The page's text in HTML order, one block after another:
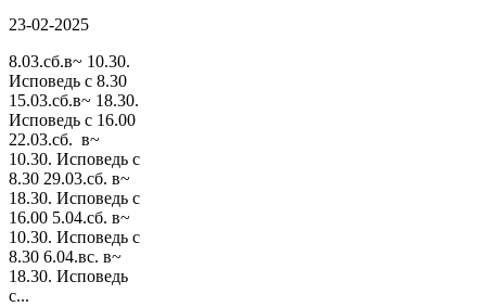
23-02-2025
8.03.сб.в~ 10.30.
Исповедь с 8.30
15.03.сб.в~ 18.30.
Исповедь с 16.00
22.03.сб. в~
10.30. Исповедь с
8.30 29.03.сб. в~
18.30. Исповедь с
16.00 5.04.сб. в~
10.30. Исповедь с
8.30 6.04.вс. в~
18.30. Исповедь
с...